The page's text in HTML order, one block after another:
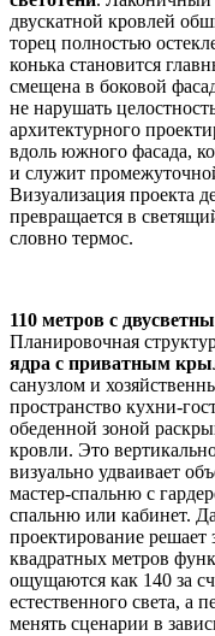
двускатной кровлей
торец полностью
конька становится
смещена в боковой
не нарушать
архитектурного
вдоль южного фасада,
и служит
Визуализация проекта
превращается в
словно термос.
110 метров с
Планировочная
ядра с приватным
санузлом и
пространство кухни-
обеденной зоной
кровли. Это
визуально удваивает
мастер-спальню с
спальню или кабинет.
проектирование решает
квадратных метров
ощущаются как 140 за
естественного света, а
менять сценарии в